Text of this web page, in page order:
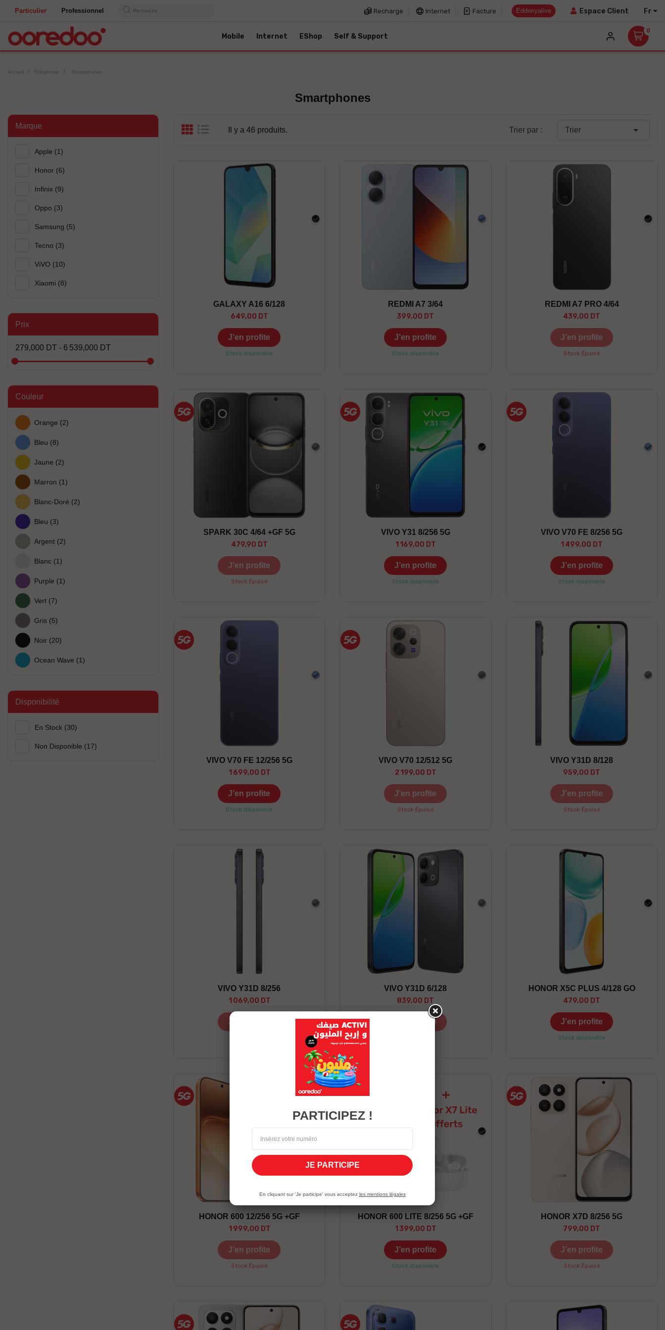
Particulier Professionnel Recherche Recharge Internet Facture Eddenyalive Espace Client Fr
Mobile Internet EShop Self & Support
0
Accueil Téléphonie Smartphones
Smartphones
Marque
Apple (1)
Honor (6)
Infinix (9)
Oppo (3)
Samsung (5)
Tecno (3)
ViVO (10)
Xiaomi (8)
Prix
279,000 DT - 6 539,000 DT
Couleur
Orange (2)
Bleu (8)
Jaune (2)
Marron (1)
Blanc-Doré (2)
Bleu (3)
Argent (2)
Blanc (1)
Purple (1)
Vert (7)
Gris (5)
Noir (20)
Ocean Wave (1)
Disponibilité
En Stock (30)
Non Disponible (17)
Il y a 46 produits. Trier par : Trier 
GALAXY A16 6/128
649,00 DT
Noir
J’en profite
Stock disponible
REDMI A7 3/64
399,00 DT
Bleu
J’en profite
Stock disponible
REDMI A7 PRO 4/64
439,00 DT
Noir
J’en profite
Stock Épuisé
SPARK 30C 4/64 +GF 5G
479,90 DT
Gris
J’en profite
Stock Épuisé
VIVO Y31 8/256 5G
1 169,00 DT
Noir
J’en profite
Stock disponible
VIVO V70 FE 8/256 5G
1 499,00 DT
Bleu
J’en profite
Stock disponible
VIVO V70 FE 12/256 5G
1 699,00 DT
Bleu
J’en profite
Stock disponible
VIVO V70 12/512 5G
2 199,00 DT
Gris
J’en profite
Stock Épuisé
VIVO Y31D 8/128
959,00 DT
Gris
J’en profite
Stock Épuisé
VIVO Y31D 8/256
1 069,00 DT
Gris
J’en profite
VIVO Y31D 6/128
839,00 DT
Gris
J’en profite
HONOR X5C PLUS 4/128 GO
479,00 DT
Noir
J’en profite
Stock disponible
HONOR 600 12/256 5G +GF
1 999,00 DT
J’en profite
Stock Épuisé
HONOR 600 LITE 8/256 5G +GF
1 399,00 DT
Noir
J’en profite
Stock disponible
HONOR X7D 8/256 5G
799,00 DT
J’en profite
Stock Épuisé
PARTICIPEZ !
JE PARTICIPE
En cliquant sur 'Je participe' vous acceptez les mentions légales